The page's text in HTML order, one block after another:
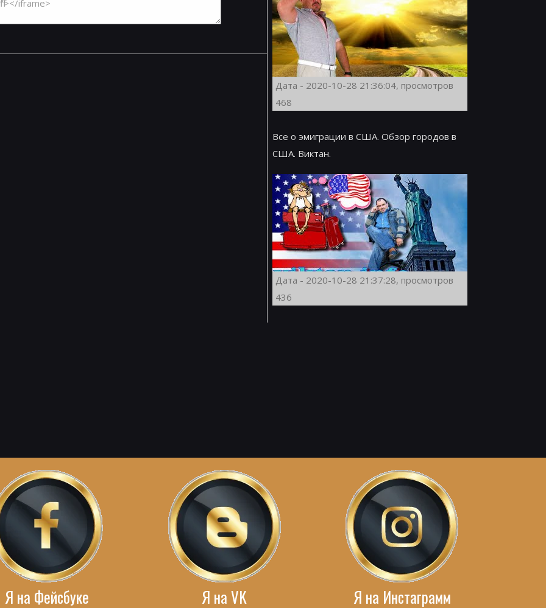
Дата - 2020-10-28 21:36:04, просмотров
468
Все о эмиграции в США. Обзор городов в
США. Виктан.
Дата - 2020-10-28 21:37:28, просмотров
436
Я на Фейсбуке Я на VK Я на Инстаграмм